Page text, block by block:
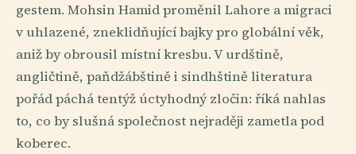
gestem. Mohsin Hamid proměnil Lahore a migraci
v uhlazené, zneklidňující bajky pro globální věk,
aniž by obrousil místní kresbu. V urdštině,
angličtině, paňdžábštině i sindhštině literatura
pořád páchá tentýž úctyhodný zločin: říká nahlas
to, co by slušná společnost nejraději zametla pod
koberec.